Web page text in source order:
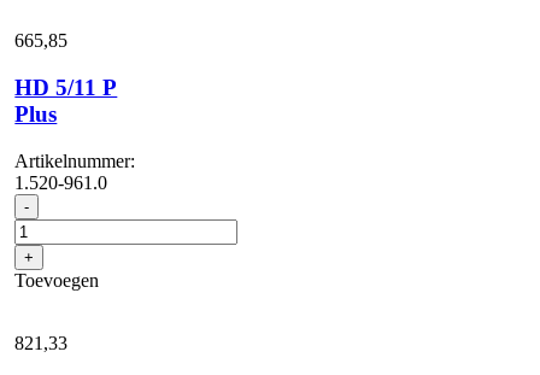
665,85
HD 5/11 P
Plus
Artikelnummer:
1.520-961.0
- HD
5/11
P
Plus
aantal
+
Toevoegen
821,33